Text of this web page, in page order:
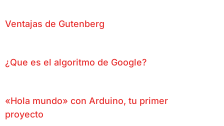
Ventajas de Gutenberg
¿Que es el algoritmo de Google?
«Hola mundo» con Arduino, tu primer
proyecto